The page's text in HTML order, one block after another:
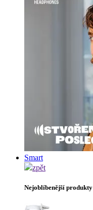
Smart
zpět
Nejoblíbenější produkty